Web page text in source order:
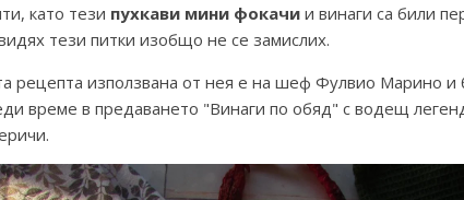
като тези пухкави мини фокачи и винаги са били
тези питки изобщо не се замислих.
рецепта използвана от нея е на шеф Фулвио Марино
време в предаването "Винаги по обяд" с водещ